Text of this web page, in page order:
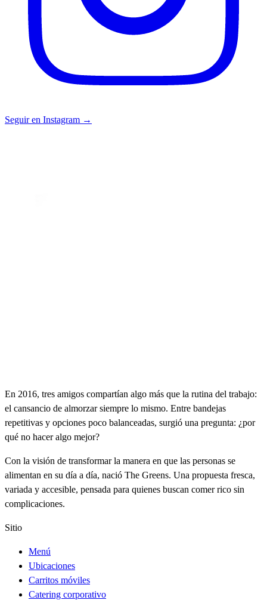
Seguir en Instagram →
En 2016, tres amigos compartían algo más que la rutina del trabajo:
el cansancio de almorzar siempre lo mismo. Entre bandejas
repetitivas y opciones poco balanceadas, surgió una pregunta: ¿por
qué no hacer algo mejor?
Con la visión de transformar la manera en que las personas se
alimentan en su día a día, nació The Greens. Una propuesta fresca,
variada y accesible, pensada para quienes buscan comer rico sin
complicaciones.
Sitio
Menú
Ubicaciones
Carritos móviles
Catering corporativo